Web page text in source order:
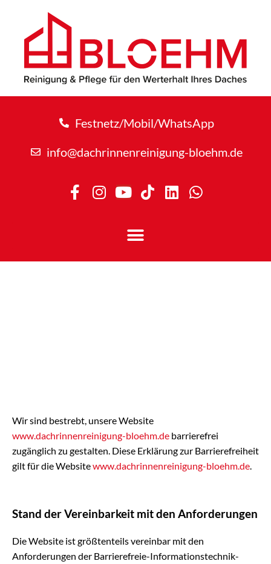
Festnetz/Mobil/WhatsApp
info@dachrinnenreinigung-bloehm.de
Wir sind bestrebt, unsere Website
www.dachrinnenreinigung-bloehm.de barrierefrei
zugänglich zu gestalten. Diese Erklärung zur Barrierefreiheit
gilt für die Websitewww.dachrinnenreinigung-bloehm.de
Stand der Vereinbarkeit mit den Anforderungen
Die Website ist größtenteils vereinbar mit den
Anforderungen der Barrierefreie-Informationstechnik-